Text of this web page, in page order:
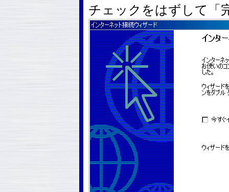
チェックをはずして「